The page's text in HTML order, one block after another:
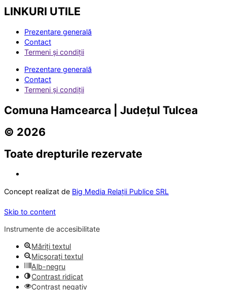
LINKURI UTILE
Prezentare generală
Contact
Termeni și condiții
Prezentare generală
Contact
Termeni și condiții
Comuna Hamcearca | Județul Tulcea
© 2026
Toate drepturile rezervate
Concept realizat de Big Media Relații Publice SRL
Skip to content
Instrumente de accesibilitate
Măriți textul
Micșorați textul
Alb-negru
Contrast ridicat
Contrast negativ